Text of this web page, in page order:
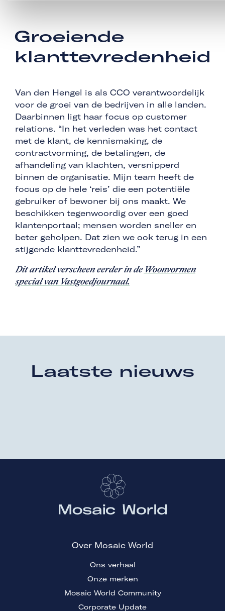
Groeiende
klanttevredenheid
Van den Hengel is als CCO verantwoordelijk
voor de groei van de bedrijven in alle landen.
Daarbinnen ligt haar focus op customer
relations. “In het verleden was het contact
met de klant, de kennismaking, de
contractvorming, de betalingen, de
afhandeling van klachten, versnipperd
binnen de organisatie. Mijn team heeft de
focus op de hele ‘reis’ die een potentiële
gebruiker of bewoner bij ons maakt. We
beschikken tegenwoordig over een goed
klantenportaal; mensen worden sneller en
beter geholpen. Dat zien we ook terug in een
stijgende klanttevredenheid.”
Dit artikel verscheen eerder in de Woonvormen
special van Vastgoedjournaal.
Laatste nieuws
Over Mosaic World
Ons verhaal
Onze merken
Mosaic World Community
Corporate Update